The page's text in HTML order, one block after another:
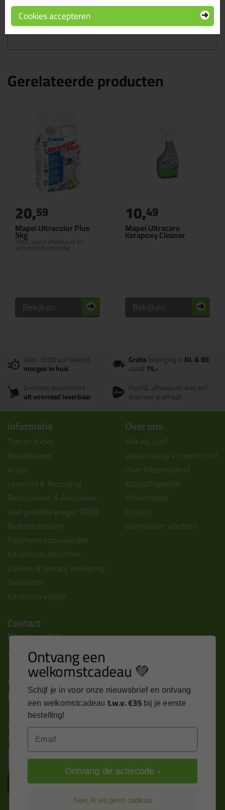
Ook een review schrijven?
Schrijf hier je review over Mapei Adesilex P9 Tegellijm - 5kg >
Gerelateerde producten
Mapei Ultracolor Plus
5kg
100% waterafstotend en
schimmelbestendig
20,59
Bekijken
Mapei Ultracare
Kerapoxy Cleaner
10,49
Bekijken
Voor 16:00 uur besteld
morgen in huis
Gratisbezorging inNL & BE
vanaf75,-
Grootste assortiment
uit voorraad leverbaar
PostNL afhaalpunt: kies zelf
wanneer je afhaalt
Informatie
Tips en tricks
Keuzehulpen
Acties
Levertijd & Bezorging
Retourneren & Annuleren
Veel gestelde vragen (FAQ)
Bestelprocedure
Algemene voorwaarden
Kitcentrum berichten
Cookies & privacy verklaring
Disclaimer
Kit cursus volgen
Over ons
Wie wij zijn?
Vacatures bij kitcentrum.nl
Over Kitcentrum.nl
Maatschappelijk
Winkelmand
Contact
Leverancier worden?
Contact
Kitcentrum B.V.
Alle contactgegevens >
Altijd op de hoogte blijven?
Nieuws, tips en exclusieve deals rechtstreeks in je
inbox
Inschrijven
Cookies accepteren
Ontvang een
welkomstcadeau 💚
Schijf je in voor onze nieuwsbrief en ontvang
een welkomstcadeau t.w.v. €35 bij je eerste
bestelling!
Ontvang de actiecode ›
Nee, ik wil geen cadeau